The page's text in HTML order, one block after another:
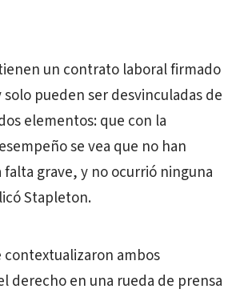
un contrato laboral firmado
solo pueden ser desvinculadas de
elementos: que con la
se vea que no han
grave, y no ocurrió ninguna
Stapleton.
contextualizaron ambos
derecho en una rueda de prensa